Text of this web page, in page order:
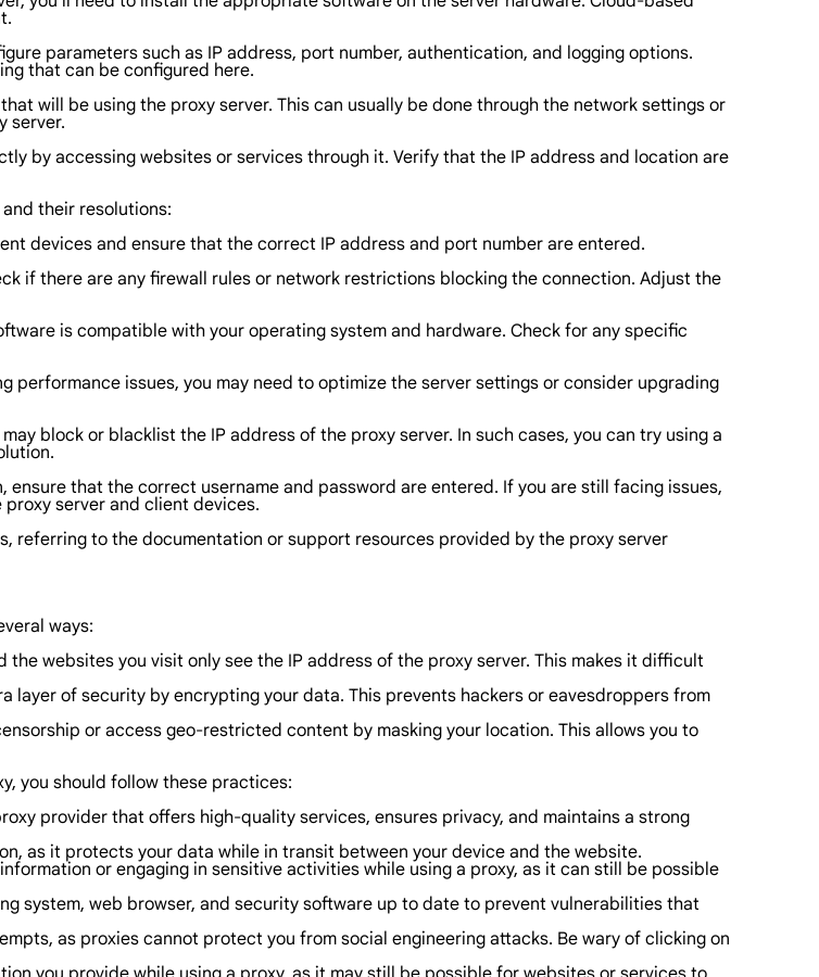
parameters such as IP address, port number, authentication, and logging options.
that can be configured here.
will be using the proxy server. This can usually be done through the network settings or
server.
by accessing websites or services through it. Verify that the IP address and location are
their resolutions:
devices and ensure that the correct IP address and port number are entered.
if there are any firewall rules or network restrictions blocking the connection. Adjust the
is compatible with your operating system and hardware. Check for any specific
performance issues, you may need to optimize the server settings or consider upgrading
block or blacklist the IP address of the proxy server. In such cases, you can try using a
that the correct username and password are entered. If you are still facing issues,
server and client devices.
referring to the documentation or support resources provided by the proxy server
ways:
the websites you visit only see the IP address of the proxy server. This makes it difficult
layer of security by encrypting your data. This prevents hackers or eavesdroppers from
or access geo-restricted content by masking your location. This allows you to
you should follow these practices:
provider that offers high-quality services, ensures privacy, and maintains a strong
as it protects your data while in transit between your device and the website.
or engaging in sensitive activities while using a proxy, as it can still be possible
system, web browser, and security software up to date to prevent vulnerabilities that
as proxies cannot protect you from social engineering attacks. Be wary of clicking on